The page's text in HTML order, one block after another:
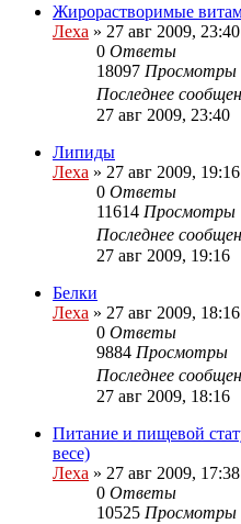
Жирорастворимые
Леха » 27 авг 2009, 23:40
0 Ответы
18097 Просмотры
Последнее
27 авг 2009, 23:40
Липиды
Леха » 27 авг 2009, 19:16
0 Ответы
11614 Просмотры
Последнее
27 авг 2009, 19:16
Белки
Леха » 27 авг 2009, 18:16
0 Ответы
9884 Просмотры
Последнее
27 авг 2009, 18:16
Питание и пищевой
весе)
Леха » 27 авг 2009, 17:38
0 Ответы
10525 Просмотры